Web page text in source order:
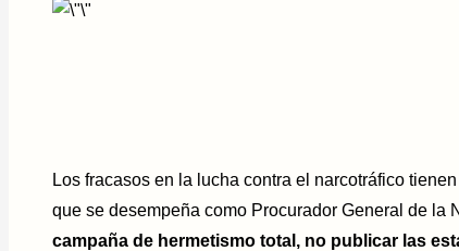
Los fracasos en la lucha contra el narcotráfico
que se desempeña como Procurador General de la
campaña de hermetismo total, no publicar las